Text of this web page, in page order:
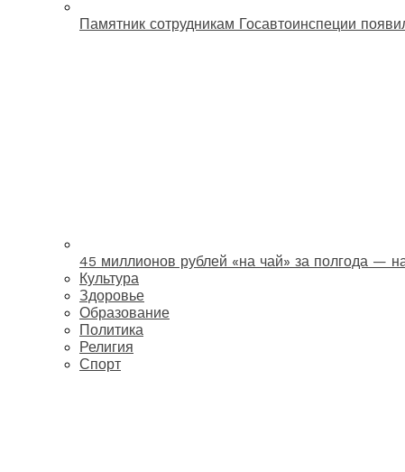
Памятник сотрудникам Госавтоинспеции
45 миллионов рублей «на чай» за полгода —
Культура
Здоровье
Образование
Политика
Религия
Спорт